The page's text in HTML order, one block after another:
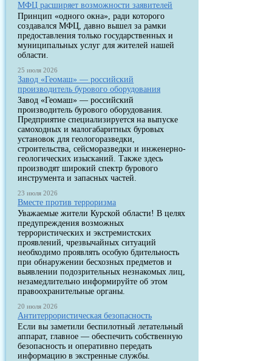
МФЦ расширяет возможности заявителей
Принцип «одного окна», ради которого
создавался МФЦ, давно вышел за рамки
предоставления только государственных и
муниципальных услуг для жителей нашей
области.
25 июля 2026
Завод «Геомаш» — российский
производитель бурового оборудования
Завод «Геомаш» — российский
производитель бурового оборудования.
Предприятие специализируется на выпуске
самоходных и малогабаритных буровых
установок для геологоразведки,
строительства, сейсморазведки и инженерно-
геологических изысканий. Также здесь
производят широкий спектр бурового
инструмента и запасных частей.
23 июля 2026
Вместе против терроризма
Уважаемые жители Курской области! В целях
предупреждения возможных
террористических и экстремистских
проявлений, чрезвычайных ситуаций
необходимо проявлять особую бдительность
при обнаружении бесхозных предметов и
выявлении подозрительных незнакомых лиц,
незамедлительно информируйте об этом
правоохранительные органы.
20 июля 2026
Антитеррористическая безопасность
Если вы заметили беспилотный летательный
аппарат, главное — обеспечить собственную
безопасность и оперативно передать
информацию в экстренные службы.